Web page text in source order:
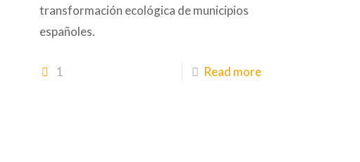
transformación ecológica de municipios
españoles.
1 Read more